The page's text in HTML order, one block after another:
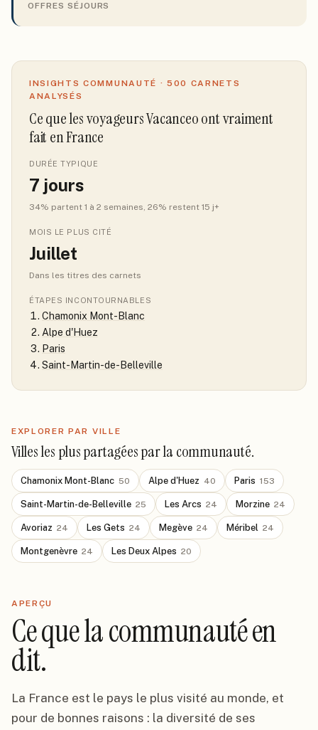
OFFRES SÉJOURS
INSIGHTS COMMUNAUTÉ · 500 CARNETS
ANALYSÉS
Ce que les voyageurs Vacanceo ont vraiment
fait en France
DURÉE TYPIQUE
7 jours
34% partent 1 à 2 semaines, 26% restent 15 j+
MOIS LE PLUS CITÉ
Juillet
Dans les titres des carnets
ÉTAPES INCONTOURNABLES
Chamonix Mont-Blanc
Alpe d'Huez
Paris
Saint-Martin-de-Belleville
EXPLORER PAR VILLE
Villes les plus partagées par la communauté.
Chamonix Mont-Blanc 50 Alpe d'Huez 40 Paris 153
Saint-Martin-de-Belleville 25 Les Arcs 24 Morzine 24
Avoriaz 24 Les Gets 24 Megève 24 Méribel 24
Montgenèvre 24 Les Deux Alpes 20
APERÇU
Ce que la communauté en
dit.
La France est le pays le plus visité au monde, et
pour de bonnes raisons : la diversité de ses